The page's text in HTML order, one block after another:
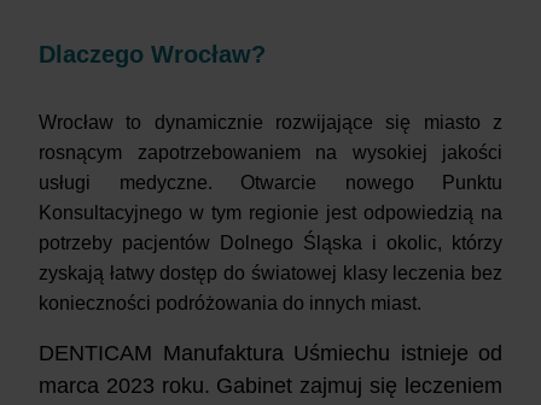
Dlaczego Wrocław?
Wrocław to dynamicznie rozwijające się miasto z
rosnącym zapotrzebowaniem na wysokiej jakości
usługi medyczne. Otwarcie nowego Punktu
Konsultacyjnego w tym regionie jest odpowiedzią na
potrzeby pacjentów Dolnego Śląska i okolic, którzy
zyskają łatwy dostęp do światowej klasy leczenia bez
konieczności podróżowania do innych miast.
DENTICAM Manufaktura Uśmiechu istnieje od
marca 2023 roku. Gabinet zajmuj się leczeniem